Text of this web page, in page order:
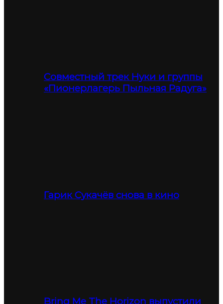
Совместный трек Нуки и группы
«Пионерлагерь Пыльная Радуга»
Гарик Сукачёв снова в кино
Bring Me The Horizon выпустили